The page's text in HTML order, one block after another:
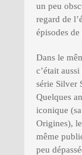
un peu
regard de
épisodes
Dans le
c’était
série Silver
Quelques
iconique
Origines),
même
peu